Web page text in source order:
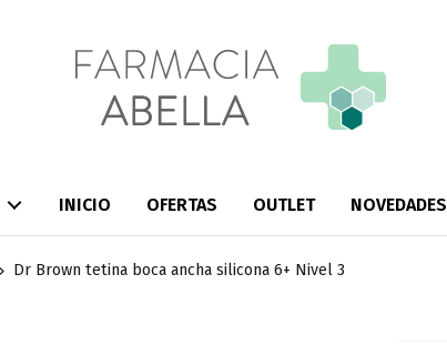
INICIO OFERTAS OUTLET NOVEDADES
Dr Brown tetina boca ancha silicona 6+ Nivel 3